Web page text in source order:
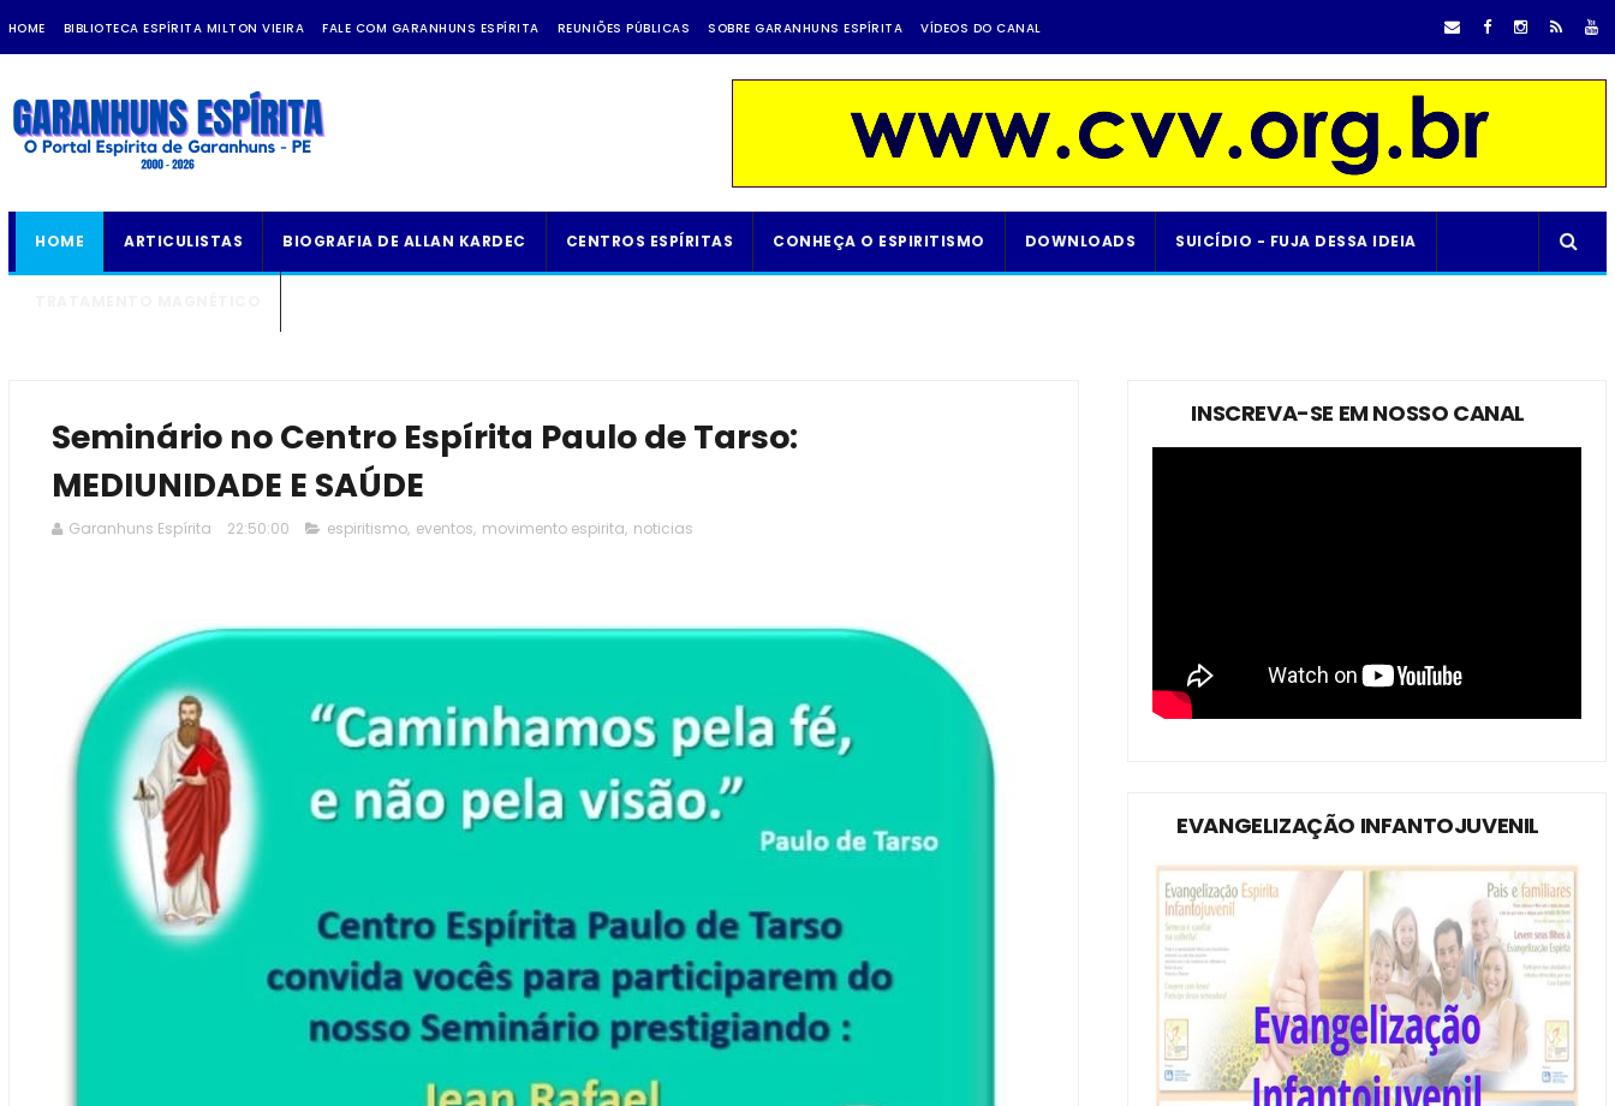
HOME BIBLIOTECA ESPÍRITA MILTON VIEIRA FALE COM GARANHUNS ESPÍRITA REUNIÕES PÚBLICAS SOBRE GARANHUNS ESPÍRITA VÍDEOS DO CANAL
HOME ARTICULISTAS BIOGRAFIA DE ALLAN KARDEC CENTROS ESPÍRITAS CONHEÇA O ESPIRITISMO DOWNLOADS SUICÍDIO - FUJA DESSA IDEIA
Seminário no Centro Espírita Paulo de Tarso:
MEDIUNIDADE E SAÚDE
Garanhuns Espírita 22:50:00 espiritismo, eventos, movimento espirita, noticias
INSCREVA-SE EM NOSSO CANAL
EVANGELIZAÇÃO INFANTOJUVENIL